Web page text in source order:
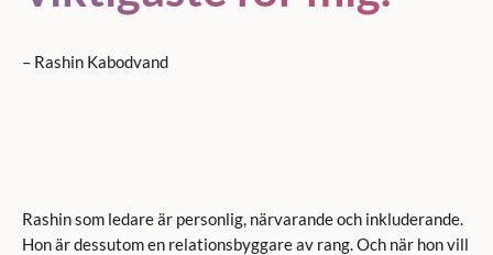
– Rashin Kabodvand
Rashin som ledare är personlig, närvarande och inkluderande.
Hon är dessutom en relationsbyggare av rang. Och när hon vill